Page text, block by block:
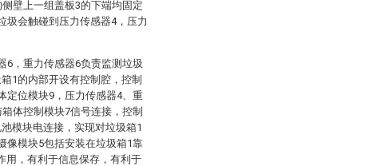
壁上一组盖板3的下端均固定
圾会触碰到压力传感器4，压力
6，重力传感器6负责监测垃圾
1的内部开设有控制腔，控制
定位模块9，压力传感器4、重
体控制模块7信号连接，控制
模块电连接，实现对垃圾箱1
像模块5包括安装在垃圾箱1靠
用，有利于信息保存，有利于